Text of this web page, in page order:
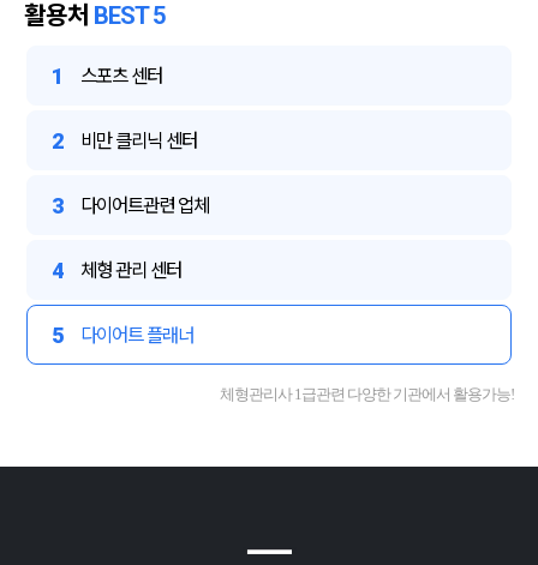
활용처 BEST 5
1 스포츠 센터
2 비만 클리닉 센터
3 다이어트관련 업체
4 체형 관리 센터
5 다이어트 플래너
체형관리사 1급관련 다양한 기관에서 활용가능!